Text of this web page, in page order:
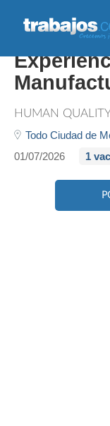
Auxiliar
HUMAN
Todo Ciudad de
01/07/2026
1